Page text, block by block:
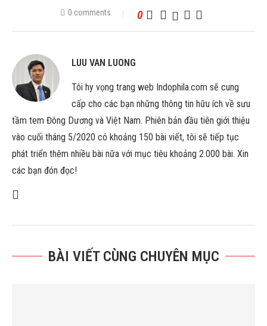
0 comments 0
LUU VAN LUONG
Tôi hy vọng trang web Indophila.com sẽ cung
cấp cho các bạn những thông tin hữu ích về sưu
tầm tem Đông Dương và Việt Nam. Phiên bản đầu tiên giới thiệu
vào cuối tháng 5/2020 có khoảng 150 bài viết, tôi sẽ tiếp tục
phát triển thêm nhiều bài nữa với mục tiêu khoảng 2.000 bài. Xin
các bạn đón đọc!
BÀI VIẾT CÙNG CHUYÊN MỤC